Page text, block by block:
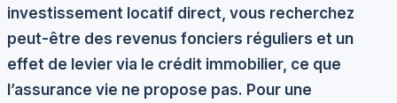
investissement locatif direct, vous recherchez
peut-être des revenus fonciers réguliers et un
effet de levier via le crédit immobilier, ce que
l’assurance vie ne propose pas. Pour une